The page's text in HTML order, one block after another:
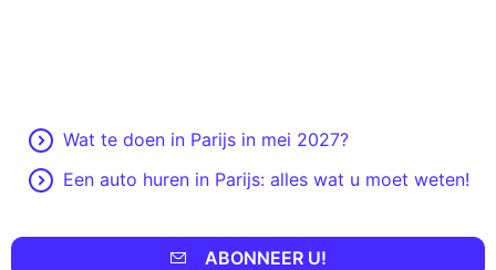
Wat te doen in Parijs in mei 2027?
Een auto huren in Parijs: alles wat u moet weten!
ABONNEER U!